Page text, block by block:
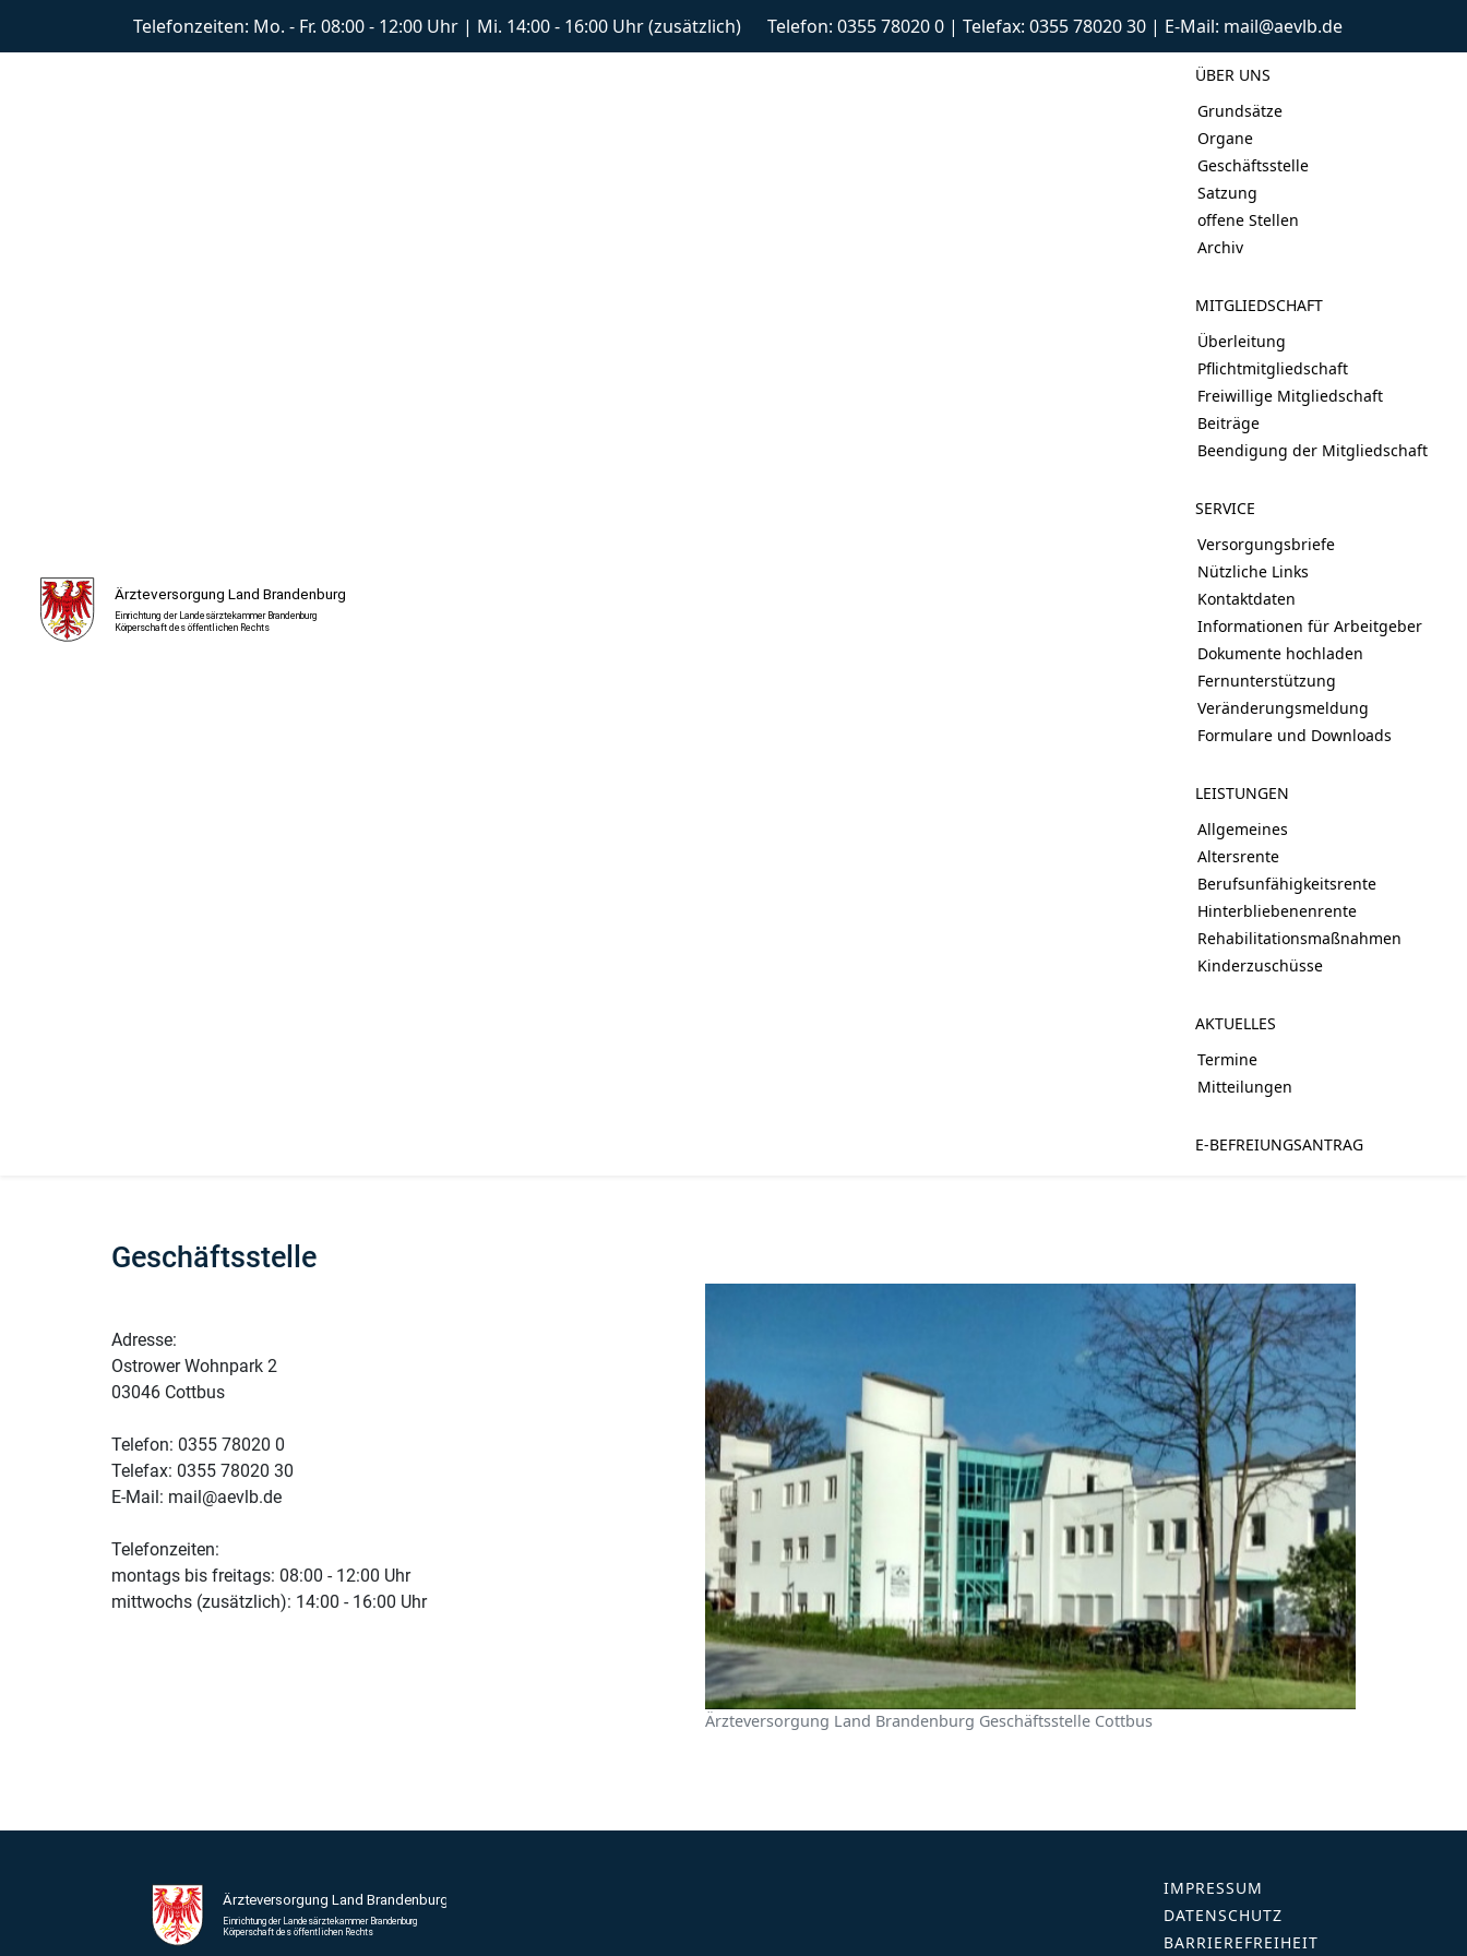
Telefonzeiten: Mo. - Fr. 08:00 - 12:00 Uhr | Mi. 14:00 - 16:00 Uhr (zusätzlich) Telefon: 0355 78020 0 | Telefax: 0355 78020 30 | E-Mail: mail@aevlb.de
ÜBER UNS
Grundsätze
Organe
Geschäftsstelle
Satzung
offene Stellen
Archiv
MITGLIEDSCHAFT
Überleitung
Pflichtmitgliedschaft
Freiwillige Mitgliedschaft
Beiträge
Beendigung der Mitgliedschaft
SERVICE
Versorgungsbriefe
Nützliche Links
Kontaktdaten
Informationen für Arbeitgeber
Dokumente hochladen
Fernunterstützung
Veränderungsmeldung
Formulare und Downloads
LEISTUNGEN
Allgemeines
Altersrente
Berufsunfähigkeitsrente
Hinterbliebenenrente
Rehabilitationsmaßnahmen
Kinderzuschüsse
AKTUELLES
Termine
Mitteilungen
E-BEFREIUNGSANTRAG
Geschäftsstelle
Ärzteversorgung Land Brandenburg Geschäftsstelle Cottbus
Adresse:
Ostrower Wohnpark 2
03046 Cottbus
Telefon: 0355 78020 0
Telefax: 0355 78020 30
E-Mail: mail@aevlb.de
Telefonzeiten:
montags bis freitags: 08:00 - 12:00 Uhr
mittwochs (zusätzlich): 14:00 - 16:00 Uhr
IMPRESSUM
DATENSCHUTZ
BARRIEREFREIHEIT